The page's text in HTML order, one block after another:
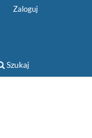
Szukaj
Zaloguj